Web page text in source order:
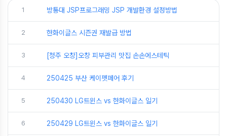
1 방통대 JSP프로그래밍 JSP 개발환경 설정방법
2 한화이글스 시즌권 재발급 방법
3 [청주 오창]오창 피부관리 맛집 손손에스테틱
4 250425 부산 케이펫페어 후기
5 250430 LG트윈스 vs 한화이글스 일기
6 250429 LG트윈스 vs 한화이글스 일기